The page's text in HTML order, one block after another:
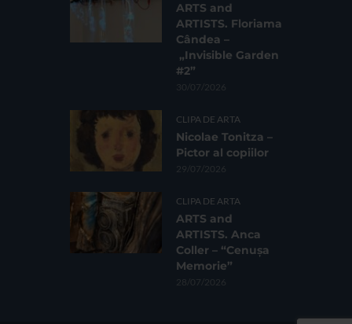
ARTS and
ARTISTS. Floriama
Cândea –
„Invisible Garden
#2”
30/07/2026
CLIPA DE ARTA
Nicolae Tonitza –
Pictor al copiilor
29/07/2026
CLIPA DE ARTA
ARTS and
ARTISTS. Anca
Coller – “Cenușa
Memorie”
28/07/2026